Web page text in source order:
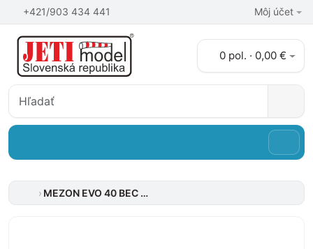
+421/903 434 441 Môj účet
0 pol. · 0,00 €
MEZON EVO 40 BEC LMR